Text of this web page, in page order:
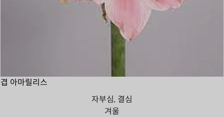
겹 아마릴리스
자부심, 결심
겨울